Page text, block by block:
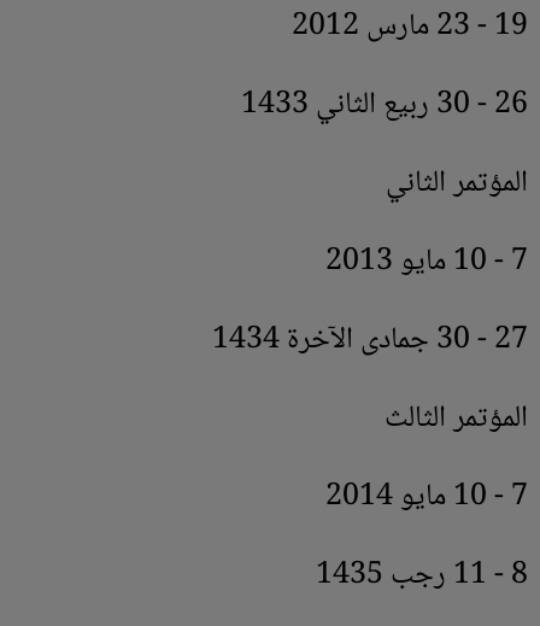
19 - 23 مارس 2012
26 - 30 ربيع الثاني 1433
المؤتمر الثاني
7 - 10 مايو 2013
27 - 30 جمادى الآخرة 1434
المؤتمر الثالث
7 - 10 مايو 2014
8 - 11 رجب 1435